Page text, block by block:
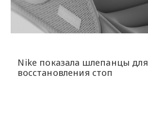
Nike показала шлепанцы для
восстановления стоп